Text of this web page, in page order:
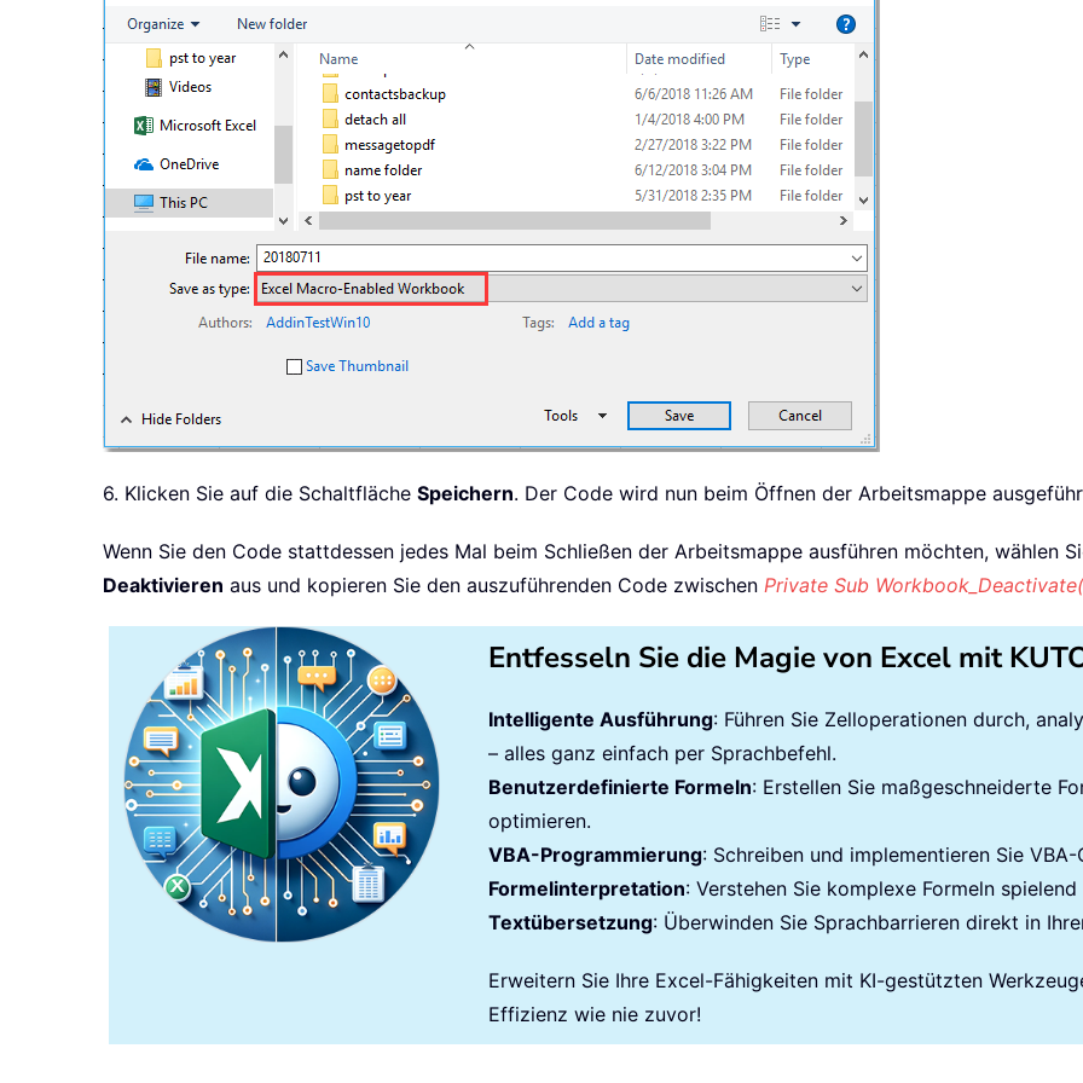
6. Klicken Sie auf die Schaltfläche Speichern. Der Code wird nun beim Öffnen der Arbeitsmappe
Wenn Sie den Code stattdessen jedes Mal beim Schließen der Arbeitsmappe ausführen möchten, wählen
Deaktivieren aus und kopieren Sie den auszuführenden Code zwischen Private Sub
Entfesseln Sie die Magie von Excel mit
Intelligente Ausführung: Führen Sie Zelloperationen durch,
– alles ganz einfach per Sprachbefehl.
Benutzerdefinierte Formeln: Erstellen Sie maßgeschneiderte
optimieren.
VBA-Programmierung: Schreiben und implementieren Sie
Formelinterpretation: Verstehen Sie komplexe Formeln
Textübersetzung: Überwinden Sie Sprachbarrieren direkt in
Erweitern Sie Ihre Excel-Fähigkeiten mit KI-gestützten
Effizienz wie nie zuvor!